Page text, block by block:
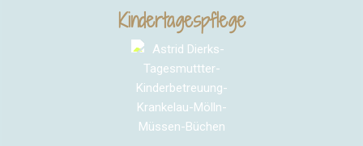
Kindertagespflege